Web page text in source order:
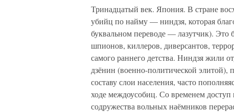
Тринадцатый век. Япония. В стране
убийц по найму — ниндзя, которая
буквальном переводе — лазутчик).
шпионов, киллеров, диверсантов,
самого раннего детства. Ниндзя жили
дзёнин (военно-политической элитой),
составу слои населения, часто
ходе междоусобиц. Со временем
содружества вольных наёмников